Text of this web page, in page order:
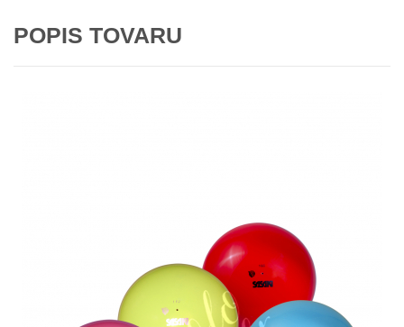
POPIS TOVARU